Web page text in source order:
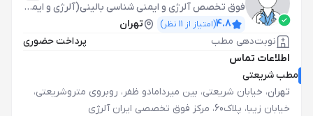
فوق تخصص آلرژی و ایمنی شناسی بالینی(آلرژی و ایمونولوژی بالینی)
4.8(امتیاز از 11 نظر)
تهران
نوبت‌دهی مطب
پرداخت حضوری
اطلاعات تماس
مطب شریعتی
تهران، خیابان شریعتی، بین میردامادو ظفر، روبروی متروشریعتی،
خیابان زیبا، پلاک60، مرکز فوق تخصصی ایران آلرژی